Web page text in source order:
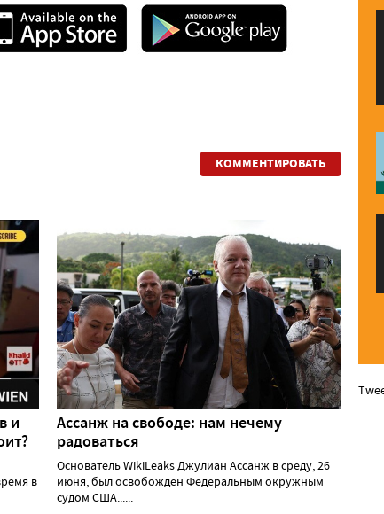
КОММЕНТИРОВАТЬ
и
в
Ассанж на свободе: нам нечему
радоваться
Основатель WikiLeaks Джулиан Ассанж в среду, 26
июня, был освобожден Федеральным окружным
судом США......